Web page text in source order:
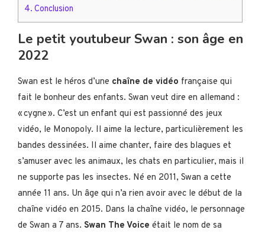
4. Conclusion
Le petit youtubeur Swan : son âge en
2022
Swan est le héros d’une chaîne de vidéo française qui
fait le bonheur des enfants. Swan veut dire en allemand :
« cygne ». C’est un enfant qui est passionné des jeux
vidéo, le Monopoly. Il aime la lecture, particulièrement les
bandes dessinées. Il aime chanter, faire des blagues et
s’amuser avec les animaux, les chats en particulier, mais il
ne supporte pas les insectes. Né en 2011, Swan a cette
année 11 ans. Un âge qui n’a rien avoir avec le début de la
chaîne vidéo en 2015. Dans la chaîne vidéo, le personnage
de Swan a 7 ans. Swan The Voice était le nom de sa